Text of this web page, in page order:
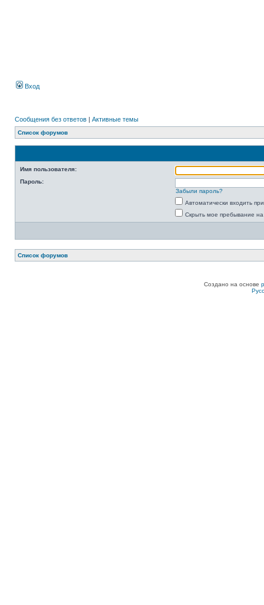
Вход
Сообщения без ответов | Активные темы
Список форумов
Имя пользователя:
Пароль:
Забыли пароль?
Автоматически входить
Скрыть мое пребывание
Список форумов
Создано на основе